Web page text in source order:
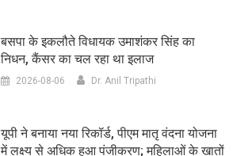
बसपा के इकलौते विधायक उमाशंकर सिंह का
निधन, कैंसर का चल रहा था इलाज
2026-08-06 Dr. Anil Tripathi
यूपी ने बनाया नया रिकॉर्ड, पीएम मातृ वंदना योजना
में लक्ष्य से अधिक हुआ पंजीकरण; महिलाओं के खातों